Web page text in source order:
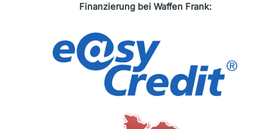
Finanzierung bei Waffen Frank: